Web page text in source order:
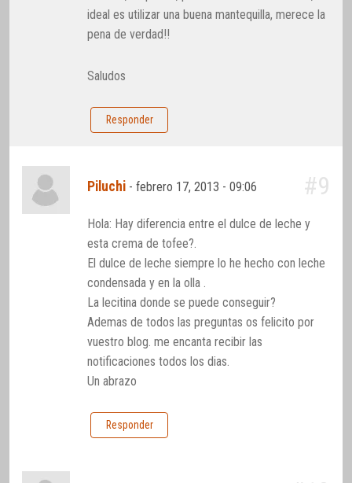
ideal es utilizar una buena mantequilla, merece la
pena de verdad!!
Saludos
Responder
Piluchi -febrero 17, 2013 - 09:06 #9
Hola: Hay diferencia entre el dulce de leche y
esta crema de tofee?.
El dulce de leche siempre lo he hecho con leche
condensada y en la olla .
La lecitina donde se puede conseguir?
Ademas de todos las preguntas os felicito por
vuestro blog. me encanta recibir las
notificaciones todos los dias.
Un abrazo
Responder